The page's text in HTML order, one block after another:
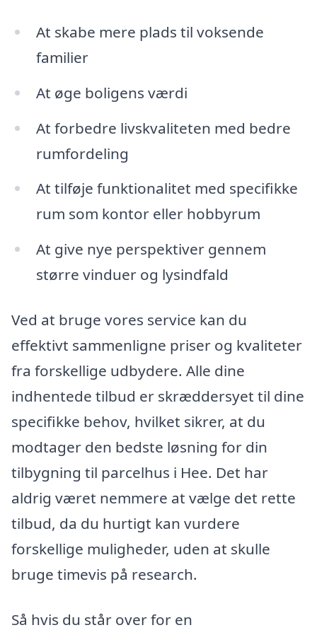
At skabe mere plads til voksende
familier
At øge boligens værdi
At forbedre livskvaliteten med bedre
rumfordeling
At tilføje funktionalitet med specifikke
rum som kontor eller hobbyrum
At give nye perspektiver gennem
større vinduer og lysindfald
Ved at bruge vores service kan du
effektivt sammenligne priser og kvaliteter
fra forskellige udbydere. Alle dine
indhentede tilbud er skræddersyet til dine
specifikke behov, hvilket sikrer, at du
modtager den bedste løsning for din
tilbygning til parcelhus i Hee. Det har
aldrig været nemmere at vælge det rette
tilbud, da du hurtigt kan vurdere
forskellige muligheder, uden at skulle
bruge timevis på research.
Så hvis du står over for en